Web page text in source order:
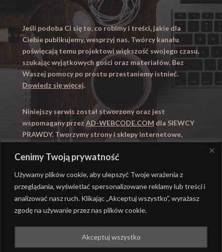
Cenimy Twoją prywatność
Używamy plików cookie, aby ulepszyć Twoje wrażenia z
przeglądania, wyświetlać spersonalizowane reklamy lub treści i
analizować nasz ruch. Klikając „Akceptuj wszystko”, wyrażasz
zgodę na używanie przez nas plików cookie.
Akceptuj wszystko
Jeśli podoba Ci się to, co robimy i treści, jakie dla
Ciebie publikujemy, wesprzyj nas. Twórcy kanału
poświęcają temu projektowi większość swojego czasu,
szukając wyjątkowych gości oraz materiałów. Bez
Waszej pomocy po prostu przestaniemy istnieć.
Dowiedz się więcej.
Niniejszy serwis został stworzony oraz jest
wspomagany przez AD-WEBCODE.COM dla SIEWCY
PRAWDY. Tworzymy strony i sklepy internetowe,
Zapraszamy takze naWYUCZENI.PL
AD-WEBCODE.COM